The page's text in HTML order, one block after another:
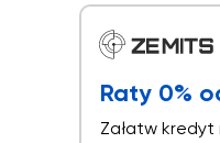
Załatw
Raty 0%